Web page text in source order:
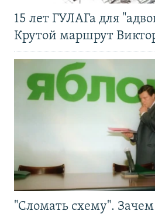
15 лет ГУЛАГа для
Крутой маршрут
"Сломать схему". Зачем